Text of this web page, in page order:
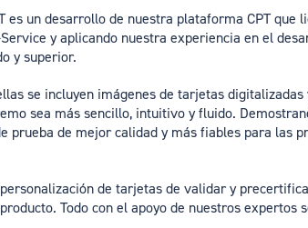
un desarrollo de nuestra plataforma CPT que
y aplicando nuestra experiencia en el
y superior.
se incluyen imágenes de tarjetas
sea más sencillo, intuitivo y fluido.
de mejor calidad y más fiables para las
de tarjetas de validar y
Todo con el apoyo de nuestros expertos